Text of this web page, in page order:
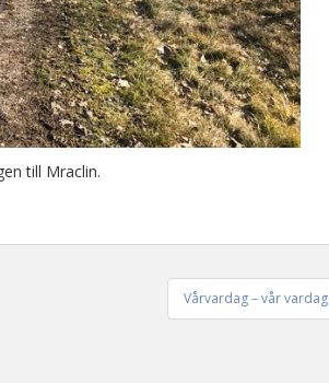
till Mraclin.
Vårvardag – vår vardag